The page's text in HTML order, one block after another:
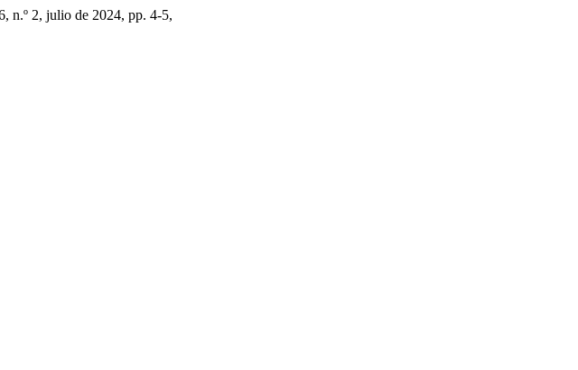
n.º 2, julio de 2024, pp. 4-5,